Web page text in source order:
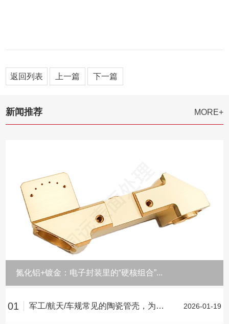
返回列表 上一篇 下一篇
新闻推荐 MORE+
氮化铝+镀金：电子封装里的“硬核组合”...
01 军工/航天/车规常见的陶瓷管壳，为何离不开镀金层？ 2026-01-19